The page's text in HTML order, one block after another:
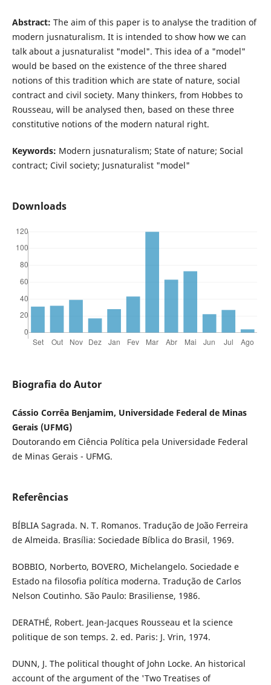
Abstract: The aim of this paper is to analyse the tradition of
modern jusnaturalism. It is intended to show how we can
talk about a jusnaturalist "model". This idea of a "model"
would be based on the existence of the three shared
notions of this tradition which are state of nature, social
contract and civil society. Many thinkers, from Hobbes to
Rousseau, will be analysed then, based on these three
constitutive notions of the modern natural right.
Keywords: Modern jusnaturalism; State of nature; Social
contract; Civil society; Jusnaturalist "model"
Downloads
Biografia do Autor
Cássio Corrêa Benjamim, Universidade Federal de Minas
Gerais (UFMG)
Doutorando em Ciência Política pela Universidade Federal
de Minas Gerais - UFMG.
Referências
BÍBLIA Sagrada. N. T. Romanos. Tradução de João Ferreira
de Almeida. Brasília: Sociedade Bíblica do Brasil, 1969.
BOBBIO, Norberto, BOVERO, Michelangelo. Sociedade e
Estado na filosofia política moderna. Tradução de Carlos
Nelson Coutinho. São Paulo: Brasiliense, 1986.
DERATHÉ, Robert. Jean-Jacques Rousseau et la science
politique de son temps. 2. ed. Paris: J. Vrin, 1974.
DUNN, J. The political thought of John Locke. An historical
account of the argument of the 'Two Treatises of